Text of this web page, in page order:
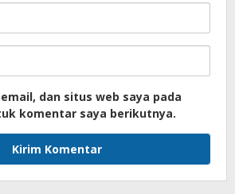
dan situs web saya pada
komentar saya berikutnya.